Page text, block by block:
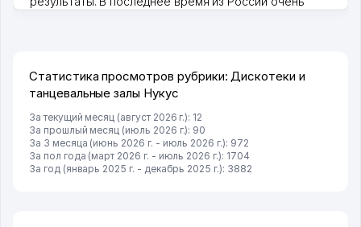
Статистика просмотров рубрики: Дискотеки и
танцевальные залы Нукус
За текущий месяц (август 2026 г.): 12
За прошлый месяц (июль 2026 г.): 90
За 3 месяца (июнь 2026 г. - июль 2026 г.): 972
За пол года (март 2026 г. - июль 2026 г.): 1704
За год (январь 2025 г. - декабрь 2025 г.): 3882